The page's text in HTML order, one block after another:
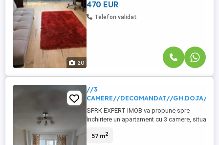
20
470 EUR
Telefon validat
//3
CAMERE//DECOMANDAT//GH.DOJA//
SPRK EXPERT IMOB va propune spre
închiriere un apartament cu 3 camere, situat
anul 1985. Apartamentul este decomandat
57 m2